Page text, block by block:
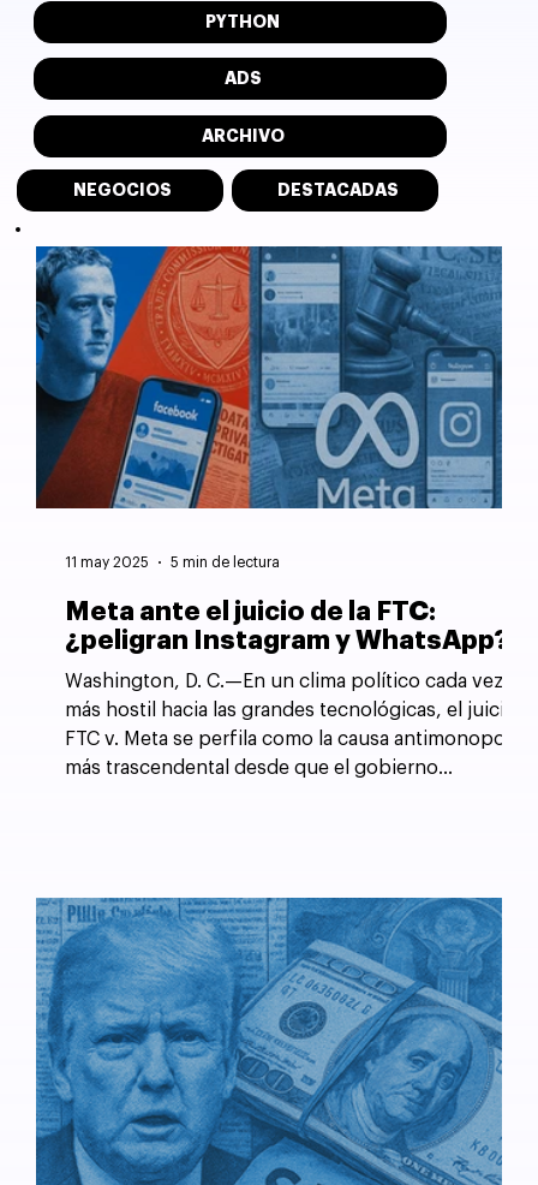
PYTHON
ADS
ARCHIVO
NEGOCIOS DESTACADAS
Meta ante el juicio de la FTC:
¿peligran Instagram y WhatsApp?
Washington, D. C.—En un clima político cada vez
más hostil hacia las grandes tecnológicas, el juicio
FTC v. Meta se perfila como la causa antimonopolio
más trascendental desde que el gobierno
11 may 2025 5 min de lectura